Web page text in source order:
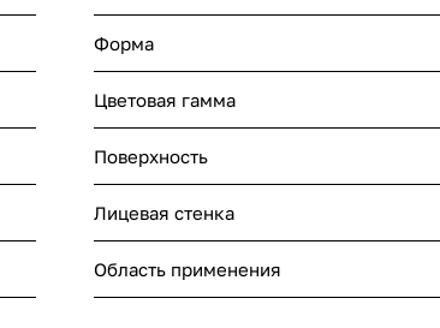
Форма
Цветовая гамма
Поверхность
Лицевая стенка
Область применения